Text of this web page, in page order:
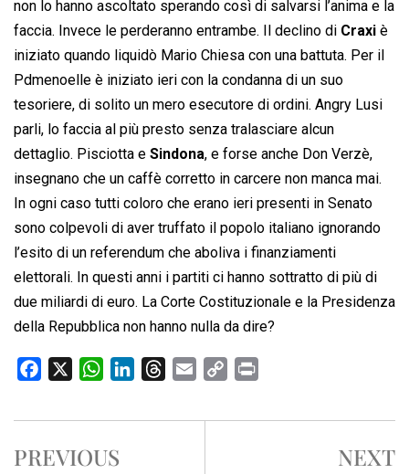
non lo hanno ascoltato sperando così di salvarsi l’anima e la
faccia. Invece le perderanno entrambe. Il declino di Craxi è
iniziato quando liquidò Mario Chiesa con una battuta. Per il
Pdmenoelle è iniziato ieri con la condanna di un suo
tesoriere, di solito un mero esecutore di ordini. Angry Lusi
parli, lo faccia al più presto senza tralasciare alcun
dettaglio. Pisciotta e Sindona, e forse anche Don Verzè,
insegnano che un caffè corretto in carcere non manca mai.
In ogni caso tutti coloro che erano ieri presenti in Senato
sono colpevoli di aver truffato il popolo italiano ignorando
l’esito di un referendum che aboliva i finanziamenti
elettorali. In questi anni i partiti ci hanno sottratto di più di
due miliardi di euro. La Corte Costituzionale e la Presidenza
della Repubblica non hanno nulla da dire?
c
b
W
a
s
n
r
a
p
i
PREVIOUS NEXT